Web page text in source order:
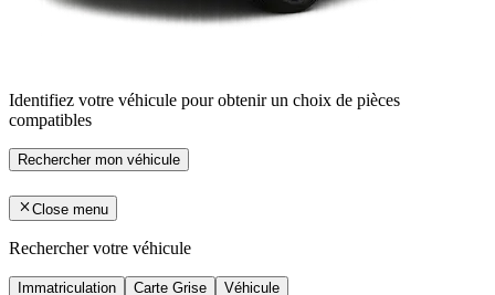
Identifiez votre véhicule pour obtenir un choix de pièces
compatibles
Rechercher mon véhicule
Close menu
Rechercher votre véhicule
Immatriculation Carte Grise Véhicule